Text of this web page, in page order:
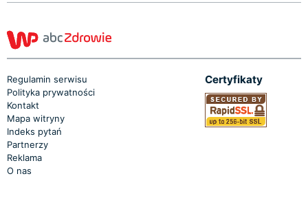
Regulamin serwisu
Polityka prywatności
Kontakt
Mapa witryny
Indeks pytań
Partnerzy
Reklama
O nas
Certyfikaty